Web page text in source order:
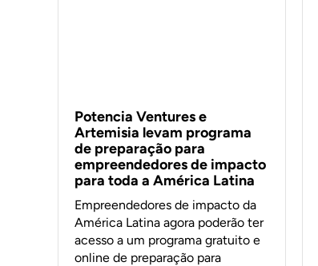
Potencia Ventures e
Artemisia levam programa
de preparação para
empreendedores de impacto
para toda a América Latina
Empreendedores de impacto da
América Latina agora poderão ter
acesso a um programa gratuito e
online de preparação para